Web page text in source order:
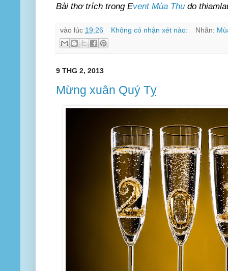
Bài thơ trích trong Event Mùa Thu do
vào lúc 19:26 Không có nhận xét nào: Nhãn:
9 THG 2, 2013
Mừng xuân Quý Tỵ